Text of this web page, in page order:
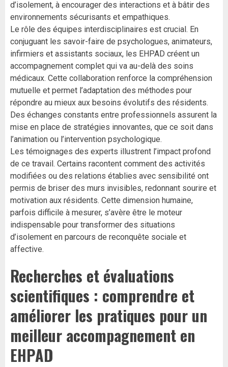
d’isolement, à encourager des interactions et à bâtir des
environnements sécurisants et empathiques.
Le rôle des équipes interdisciplinaires est crucial. En
conjuguant les savoir-faire de psychologues, animateurs,
infirmiers et assistants sociaux, les EHPAD créent un
accompagnement complet qui va au-delà des soins
médicaux. Cette collaboration renforce la compréhension
mutuelle et permet l’adaptation des méthodes pour
répondre au mieux aux besoins évolutifs des résidents.
Des échanges constants entre professionnels assurent la
mise en place de stratégies innovantes, que ce soit dans
l’animation ou l’intervention psychologique.
Les témoignages des experts illustrent l’impact profond
de ce travail. Certains racontent comment des activités
modifiées ou des relations établies avec sensibilité ont
permis de briser des murs invisibles, redonnant sourire et
motivation aux résidents. Cette dimension humaine,
parfois difficile à mesurer, s’avère être le moteur
indispensable pour transformer des situations
d’isolement en parcours de reconquête sociale et
affective.
Recherches et évaluations
scientifiques : comprendre et
améliorer les pratiques pour un
meilleur accompagnement en
EHPAD